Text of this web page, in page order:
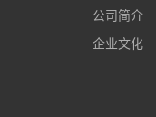
公司简介
企业文化